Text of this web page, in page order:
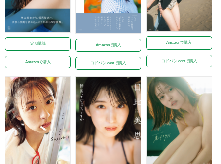
定期購読
Amazonで購入
Amazonで購入
ヨドバシ.comで購入
Amazonで購入
ヨドバシ.comで購入